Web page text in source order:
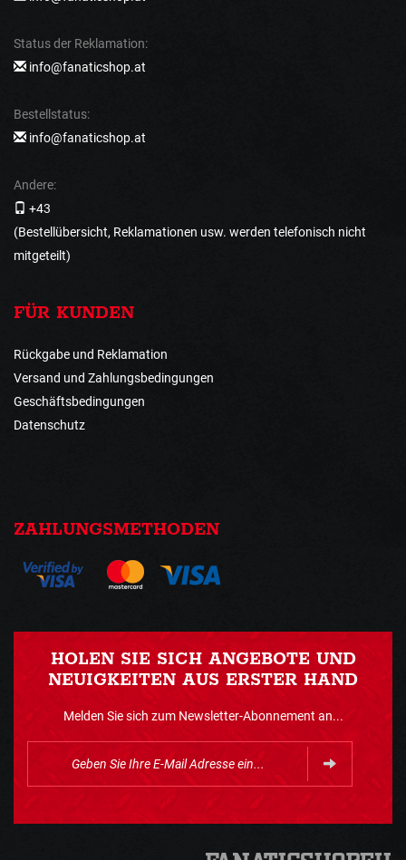
Status der Reklamation:
info@fanaticshop.at
Bestellstatus:
info@fanaticshop.at
Andere:
+43
(Bestellübersicht, Reklamationen usw. werden telefonisch nicht
mitgeteilt)
FÜR KUNDEN
Rückgabe und Reklamation
Versand und Zahlungsbedingungen
Geschäftsbedingungen
Datenschutz
ZAHLUNGSMETHODEN
HOLEN SIE SICH ANGEBOTE UND
NEUIGKEITEN AUS ERSTER HAND
Melden Sie sich zum Newsletter-Abonnement an...